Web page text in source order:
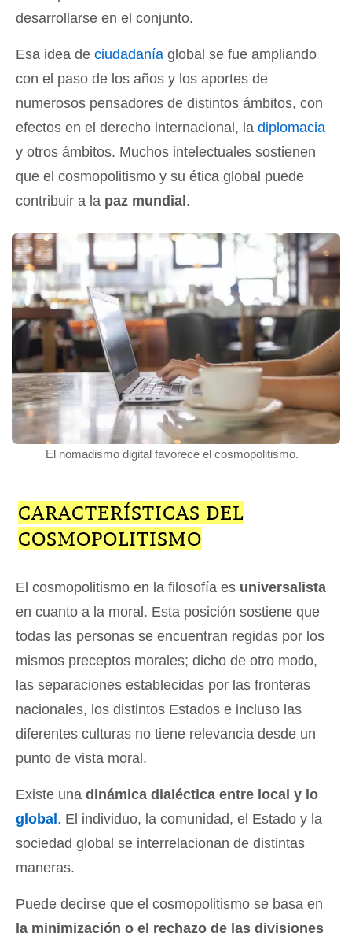
desarrollarse en el conjunto.
Esa idea de ciudadanía global se fue ampliando
con el paso de los años y los aportes de
numerosos pensadores de distintos ámbitos, con
efectos en el derecho internacional, la diplomacia
y otros ámbitos. Muchos intelectuales sostienen
que el cosmopolitismo y su ética global puede
contribuir a la paz mundial.
El nomadismo digital favorece el cosmopolitismo.
CARACTERÍSTICAS DEL
COSMOPOLITISMO
El cosmopolitismo en la filosofía es universalista
en cuanto a la moral. Esta posición sostiene que
todas las personas se encuentran regidas por los
mismos preceptos morales; dicho de otro modo,
las separaciones establecidas por las fronteras
nacionales, los distintos Estados e incluso las
diferentes culturas no tiene relevancia desde un
punto de vista moral.
Existe una dinámica dialéctica entre local y lo
global. El individuo, la comunidad, el Estado y la
sociedad global se interrelacionan de distintas
maneras.
Puede decirse que el cosmopolitismo se basa en
la minimización o el rechazo de las divisiones